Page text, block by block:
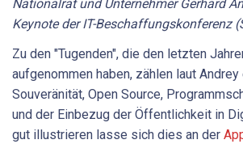
Nationalrat und Unternehmer Gerhard
Keynote der IT-Beschaffungskonferenz
Zu den "Tugenden", die den letzten
aufgenommen haben, zählen laut
Souveränität, Open Source,
und der Einbezug der Öffentlichkeit in
gut illustrieren lasse sich dies an der